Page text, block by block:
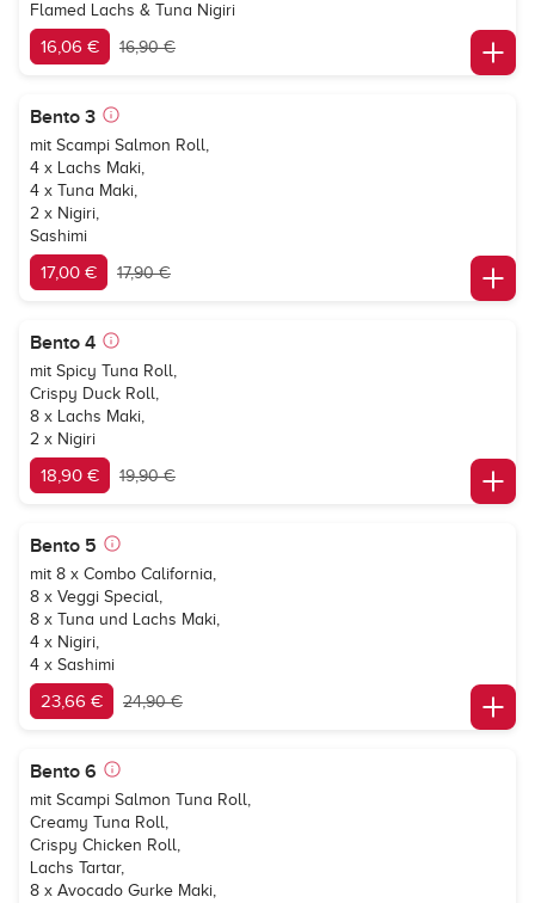
Flamed Lachs & Tuna Nigiri
16,06 € 16,90 €
Bento 3
mit Scampi Salmon Roll,
4 x Lachs Maki,
4 x Tuna Maki,
2 x Nigiri,
Sashimi
17,00 € 17,90 €
Bento 4
mit Spicy Tuna Roll,
Crispy Duck Roll,
8 x Lachs Maki,
2 x Nigiri
18,90 € 19,90 €
Bento 5
mit 8 x Combo California,
8 x Veggi Special,
8 x Tuna und Lachs Maki,
4 x Nigiri,
4 x Sashimi
23,66 € 24,90 €
Bento 6
mit Scampi Salmon Tuna Roll,
Creamy Tuna Roll,
Crispy Chicken Roll,
Lachs Tartar,
8 x Avocado Gurke Maki,